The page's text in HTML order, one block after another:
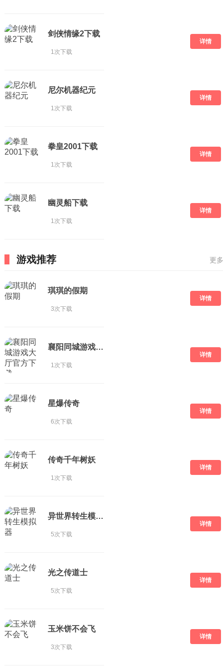
剑侠情缘2下载
1次下载
详情
尼尔机器纪元
1次下载
详情
拳皇2001下载
1次下载
详情
幽灵船下载
1次下载
详情
游戏推荐 更
琪琪的假期
3次下载
详情
襄阳同城游戏大厅官方下载
1次下载
详情
星爆传奇
6次下载
详情
传奇千年树妖
1次下载
详情
异世界转生模拟器
5次下载
详情
光之传道士
5次下载
详情
玉米饼不会飞
3次下载
详情